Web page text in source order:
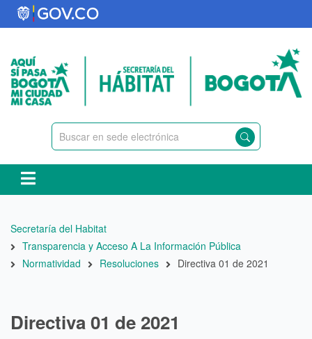
Pasar
al
principal
Ruta
de
navegación
Secretaría del Habitat
Transparencia y Acceso A La Información Pública
Normatividad
Resoluciones Directiva 01 de 2021
Directiva 01 de 2021